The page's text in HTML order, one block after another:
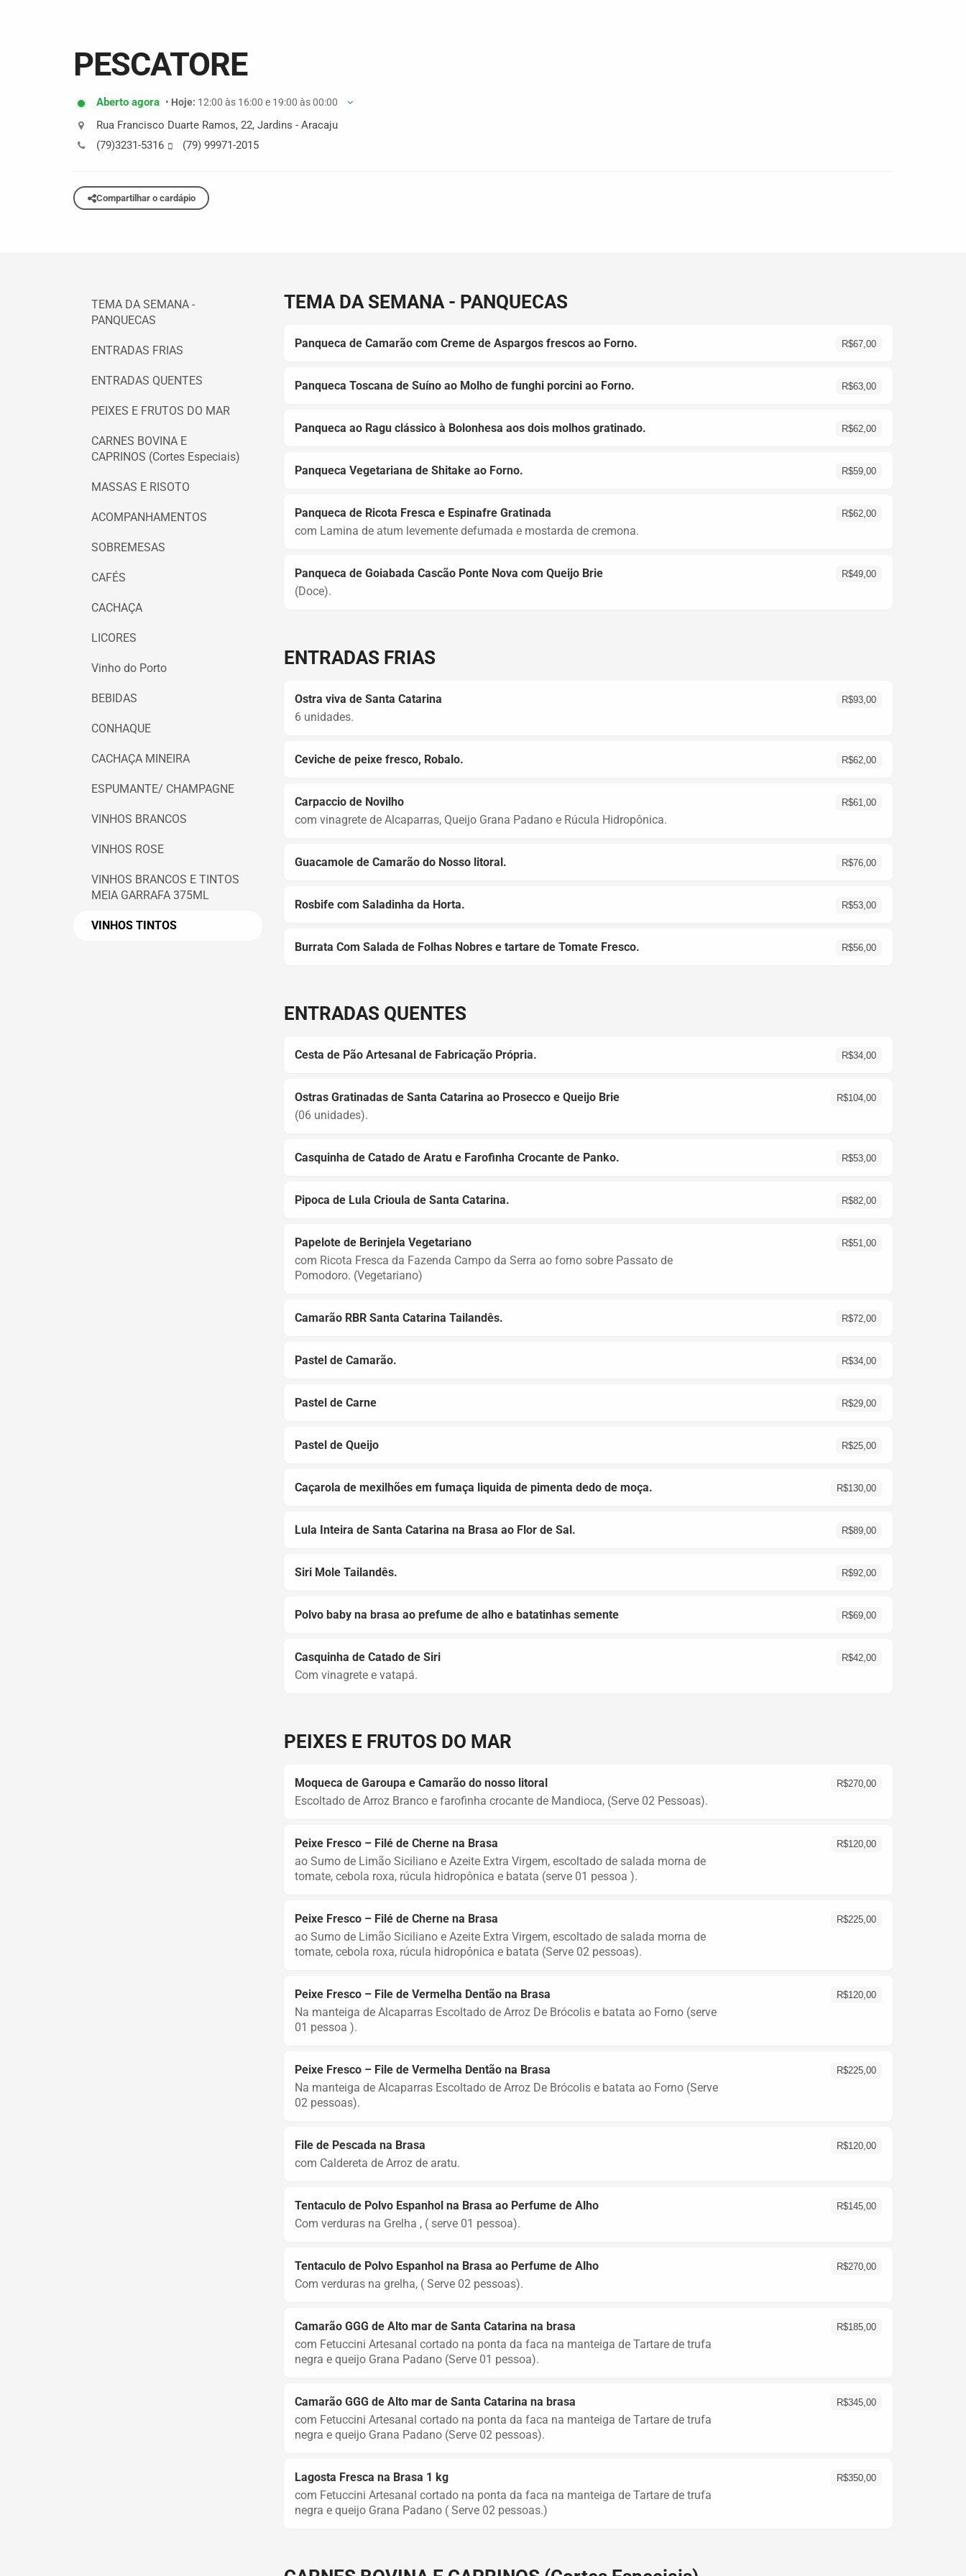
PESCATORE
Aberto agora • Hoje: 12:00 às 16:00 e 19:00 às 00:00
Rua Francisco Duarte Ramos, 22, Jardins - Aracaju
(79)3231-5316
(79) 99971-2015
Compartilhar o cardápio
TEMA DA SEMANA -
PANQUECAS
ENTRADAS FRIAS
ENTRADAS QUENTES
PEIXES E FRUTOS DO MAR
CARNES BOVINA E
CAPRINOS (Cortes Especiais)
MASSAS E RISOTO
ACOMPANHAMENTOS
SOBREMESAS
CAFÉS
CACHAÇA
LICORES
Vinho do Porto
BEBIDAS
CONHAQUE
CACHAÇA MINEIRA
ESPUMANTE/ CHAMPAGNE
VINHOS BRANCOS
VINHOS ROSE
VINHOS BRANCOS E TINTOS
MEIA GARRAFA 375ML
VINHOS TINTOS
TEMA DA SEMANA - PANQUECAS
R$67,00
Panqueca de Camarão com Creme de Aspargos frescos ao Forno.
R$63,00
Panqueca Toscana de Suíno ao Molho de funghi porcini ao Forno.
R$62,00
Panqueca ao Ragu clássico à Bolonhesa aos dois molhos gratinado.
R$59,00
Panqueca Vegetariana de Shitake ao Forno.
R$62,00
Panqueca de Ricota Fresca e Espinafre Gratinada
com Lamina de atum levemente defumada e mostarda de cremona.
R$49,00
Panqueca de Goiabada Cascão Ponte Nova com Queijo Brie
(Doce).
ENTRADAS FRIAS
R$93,00
Ostra viva de Santa Catarina
6 unidades.
R$62,00
Ceviche de peixe fresco, Robalo.
R$61,00
Carpaccio de Novilho
com vinagrete de Alcaparras, Queijo Grana Padano e Rúcula Hidropônica.
R$76,00
Guacamole de Camarão do Nosso litoral.
R$53,00
Rosbife com Saladinha da Horta.
R$56,00
Burrata Com Salada de Folhas Nobres e tartare de Tomate Fresco.
ENTRADAS QUENTES
R$34,00
Cesta de Pão Artesanal de Fabricação Própria.
R$104,00
Ostras Gratinadas de Santa Catarina ao Prosecco e Queijo Brie
(06 unidades).
R$53,00
Casquinha de Catado de Aratu e Farofinha Crocante de Panko.
R$82,00
Pipoca de Lula Crioula de Santa Catarina.
R$51,00
Papelote de Berinjela Vegetariano
com Ricota Fresca da Fazenda Campo da Serra ao forno sobre Passato de
Pomodoro. (Vegetariano)
R$72,00
Camarão RBR Santa Catarina Tailandês.
R$34,00
Pastel de Camarão.
R$29,00
Pastel de Carne
R$25,00
Pastel de Queijo
R$130,00
Caçarola de mexilhões em fumaça liquida de pimenta dedo de moça.
R$89,00
Lula Inteira de Santa Catarina na Brasa ao Flor de Sal.
R$92,00
Siri Mole Tailandês.
R$69,00
Polvo baby na brasa ao prefume de alho e batatinhas semente
R$42,00
Casquinha de Catado de Siri
Com vinagrete e vatapá.
PEIXES E FRUTOS DO MAR
R$270,00
Moqueca de Garoupa e Camarão do nosso litoral
Escoltado de Arroz Branco e farofinha crocante de Mandioca, (Serve 02 Pessoas).
R$120,00
Peixe Fresco – Filé de Cherne na Brasa
ao Sumo de Limão Siciliano e Azeite Extra Virgem, escoltado de salada morna de
tomate, cebola roxa, rúcula hidropônica e batata (serve 01 pessoa ).
R$225,00
Peixe Fresco – Filé de Cherne na Brasa
ao Sumo de Limão Siciliano e Azeite Extra Virgem, escoltado de salada morna de
tomate, cebola roxa, rúcula hidropônica e batata (Serve 02 pessoas).
R$120,00
Peixe Fresco – File de Vermelha Dentão na Brasa
Na manteiga de Alcaparras Escoltado de Arroz De Brócolis e batata ao Forno (serve
01 pessoa ).
R$225,00
Peixe Fresco – File de Vermelha Dentão na Brasa
Na manteiga de Alcaparras Escoltado de Arroz De Brócolis e batata ao Forno (Serve
02 pessoas).
R$120,00
File de Pescada na Brasa
com Caldereta de Arroz de aratu.
R$145,00
Tentaculo de Polvo Espanhol na Brasa ao Perfume de Alho
Com verduras na Grelha , ( serve 01 pessoa).
R$270,00
Tentaculo de Polvo Espanhol na Brasa ao Perfume de Alho
Com verduras na grelha, ( Serve 02 pessoas).
R$185,00
Camarão GGG de Alto mar de Santa Catarina na brasa
com Fetuccini Artesanal cortado na ponta da faca na manteiga de Tartare de trufa
negra e queijo Grana Padano (Serve 01 pessoa).
R$345,00
Camarão GGG de Alto mar de Santa Catarina na brasa
com Fetuccini Artesanal cortado na ponta da faca na manteiga de Tartare de trufa
negra e queijo Grana Padano (Serve 02 pessoas).
R$350,00
Lagosta Fresca na Brasa 1 kg
com Fetuccini Artesanal cortado na ponta da faca na manteiga de Tartare de trufa
negra e queijo Grana Padano ( Serve 02 pessoas.)